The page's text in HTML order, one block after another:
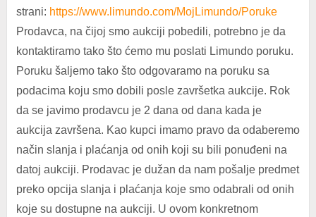
strani: https://www.limundo.com/MojLimundo/Poruke
Prodavca, na čijoj smo aukciji pobedili, potrebno je da
kontaktiramo tako što ćemo mu poslati Limundo poruku.
Poruku šaljemo tako što odgovaramo na poruku sa
podacima koju smo dobili posle završetka aukcije. Rok
da se javimo prodavcu je 2 dana od dana kada je
aukcija završena. Kao kupci imamo pravo da odaberemo
način slanja i plaćanja od onih koji su bili ponuđeni na
datoj aukciji. Prodavac je dužan da nam pošalje predmet
preko opcija slanja i plaćanja koje smo odabrali od onih
koje su dostupne na aukciji. U ovom konkretnom